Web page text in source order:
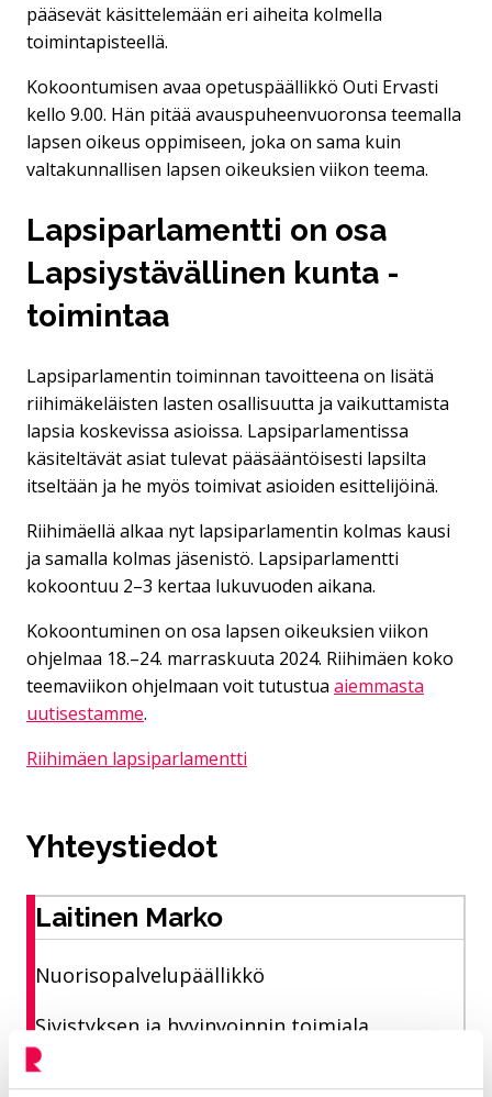
pääsevät käsittelemään eri aiheita kolmella
toimintapisteellä.
Kokoontumisen avaa opetuspäällikkö Outi Ervasti
kello 9.00. Hän pitää avauspuheenvuoronsa teemalla
lapsen oikeus oppimiseen, joka on sama kuin
valtakunnallisen lapsen oikeuksien viikon teema.
Lapsiparlamentti on osa
Lapsiystävällinen kunta -
toimintaa
Lapsiparlamentin toiminnan tavoitteena on lisätä
riihimäkeläisten lasten osallisuutta ja vaikuttamista
lapsia koskevissa asioissa. Lapsiparlamentissa
käsiteltävät asiat tulevat pääsääntöisesti lapsilta
itseltään ja he myös toimivat asioiden esittelijöinä.
Riihimäellä alkaa nyt lapsiparlamentin kolmas kausi
ja samalla kolmas jäsenistö. Lapsiparlamentti
kokoontuu 2–3 kertaa lukuvuoden aikana.
Kokoontuminen on osa lapsen oikeuksien viikon
ohjelmaa 18.–24. marraskuuta 2024. Riihimäen koko
teemaviikon ohjelmaan voit tutustua aiemmasta
uutisestamme.
Riihimäen lapsiparlamentti
Yhteystiedot
Laitinen Marko
Nuorisopalvelupäällikkö
Sivistyksen ja hyvinvoinnin toimiala